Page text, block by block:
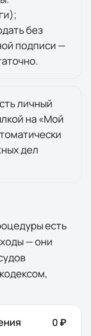
без
подписи —
личный
на «Мой
дел
есть
— они
0 ₽